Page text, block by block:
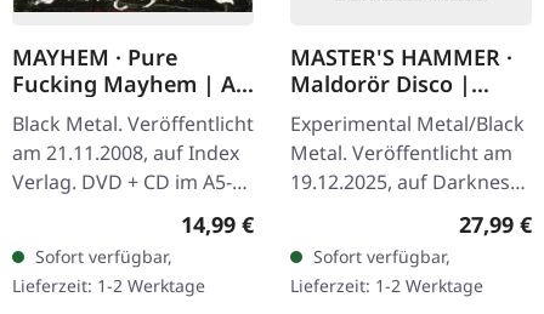
MAYHEM · Pure
Fucking Mayhem | A5
DIGIPAK DVD+CD
Black Metal. Veröffentlicht
am 21.11.2008, auf Index
Verlag. DVD + CD im A5-
Digipak, erste Auflage,
Exemplare. "Pure
Fucking…
Regulärer Preis:
14,99 €
Sofort verfügbar,
Lieferzeit: 1-2 Werktage
MASTER'S HAMMER ·
Maldorör Disco |
CLEAR SEA BLUE LP
Experimental Metal/Black
Metal. Veröffentlicht am
19.12.2025, auf Darkness
Shall Rise Productions.
Transparent Meerblaues
"Galaxy Effekt" Vinyl mit…
27,99 €
Sofort verfügbar,
Lieferzeit: 1-2 Werktage